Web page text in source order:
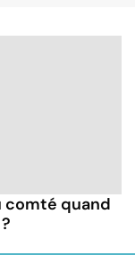
comté quand